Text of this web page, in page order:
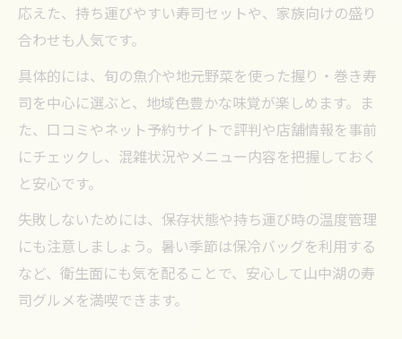
応えた、持ち運びやすい寿司セットや、家族向けの盛り
合わせも人気です。
具体的には、旬の魚介や地元野菜を使った握り・巻き寿
司を中心に選ぶと、地域色豊かな味覚が楽しめます。ま
た、口コミやネット予約サイトで評判や店舗情報を事前
にチェックし、混雑状況やメニュー内容を把握しておく
と安心です。
失敗しないためには、保存状態や持ち運び時の温度管理
にも注意しましょう。暑い季節は保冷バッグを利用する
など、衛生面にも気を配ることで、安心して山中湖の寿
司グルメを満喫できます。